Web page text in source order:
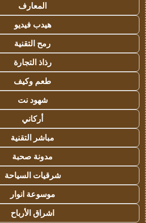
المعارف
هيدب فيديو
رمح التقنية
رذاذ التجارة
طعم وكيف
شهود نت
أركاني
مباشر التقنية
مدونة صحبة
شرقيات السياحة
موسوعة انوار
اشراق الأرباح